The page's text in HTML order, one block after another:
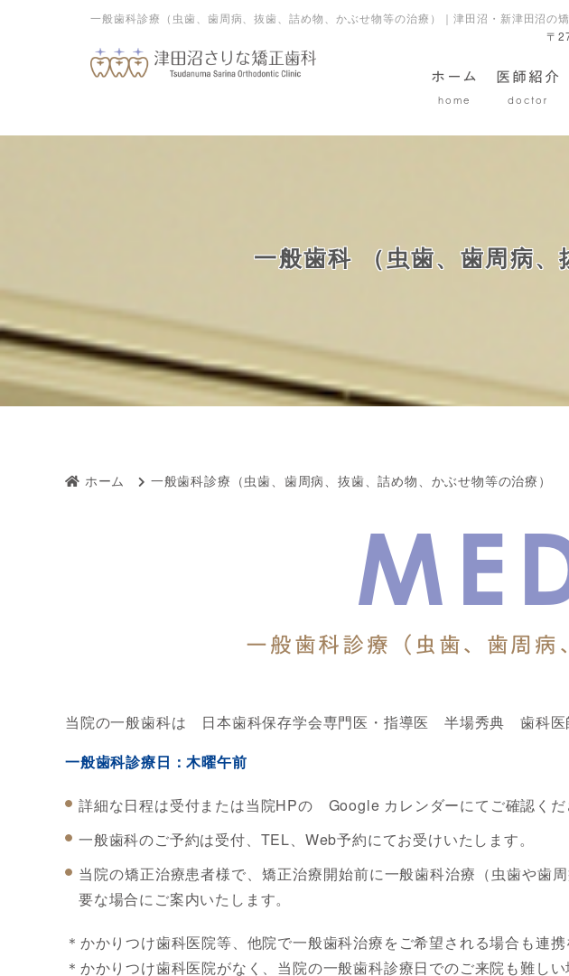
〒
ホーム
home
医師紹介
doctor
一般歯科 （虫歯、歯周病
一般歯科診療（虫歯、歯周病、抜歯、詰め物、かぶせ物等の治療）｜津田沼・新津田沼の
ホーム 一般歯科診療（虫歯、歯周病、抜歯、詰め物、かぶせ物等の治療）
一般歯科診療（虫歯、歯周病
当院の一般歯科は 日本歯科保存学会専門医・指導医 半場秀典 歯科医
一般歯科診療日：木曜午前
詳細な日程は受付または当院HPの Google カレンダーにてご確認くだ
一般歯科のご予約は受付、TEL、Web予約にてお受けいたします。
当院の矯正治療患者様で、矯正治療開始前に一般歯科治療（虫歯や歯
要な場合にご案内いたします。
＊かかりつけ歯科医院等、他院で一般歯科治療をご希望される場合も連
＊かかりつけ歯科医院がなく、当院の一般歯科診療日でのご来院も難し